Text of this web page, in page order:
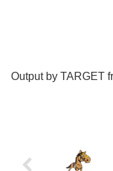
Output by TARGET